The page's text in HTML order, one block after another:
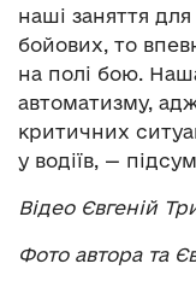
наші заняття
бойових, то
на полі бою.
автоматизму,
критичних
у водіїв, —
Відео Євгеній
Фото автора та